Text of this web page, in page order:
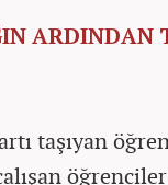
ARDINDAN
taşıyan